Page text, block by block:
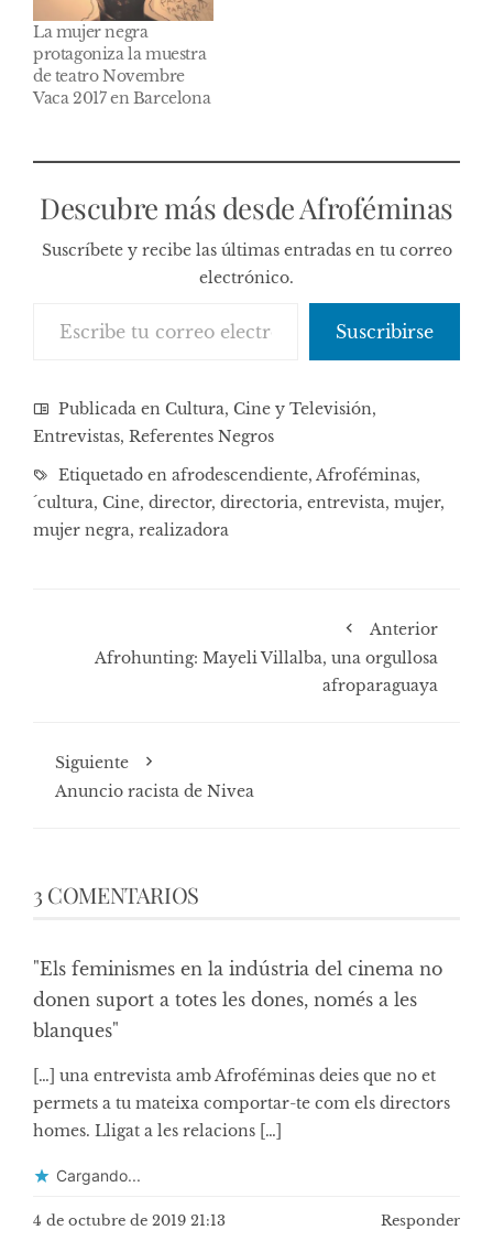
La mujer negra
protagoniza la muestra
de teatro Novembre
Vaca 2017 en Barcelona
Descubre más desde Afroféminas
Suscríbete y recibe las últimas entradas en tu correo
electrónico.
Suscribirse
Publicada en Cultura, Cine y Televisión,
Entrevistas, Referentes Negros
Etiquetado en afrodescendiente, Afroféminas,
´cultura, Cine, director, directoria, entrevista, mujer,
mujer negra, realizadora
Anterior
Afrohunting: Mayeli Villalba, una orgullosa
afroparaguaya
Siguiente
Anuncio racista de Nivea
3 COMENTARIOS
"Els feminismes en la indústria del cinema no
donen suport a totes les dones, només a les
blanques"
[…] una entrevista amb Afroféminas deies que no et
permets a tu mateixa comportar-te com els directors
homes. Lligat a les relacions […]
Cargando...
4 de octubre de 2019 21:13 Responder